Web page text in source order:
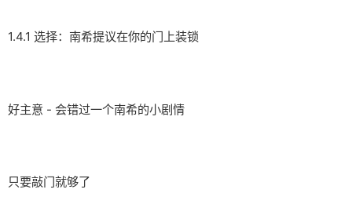
1.4.1 选择：南希提议在你的门上装锁
好主意 - 会错过一个南希的小剧情
只要敲门就够了